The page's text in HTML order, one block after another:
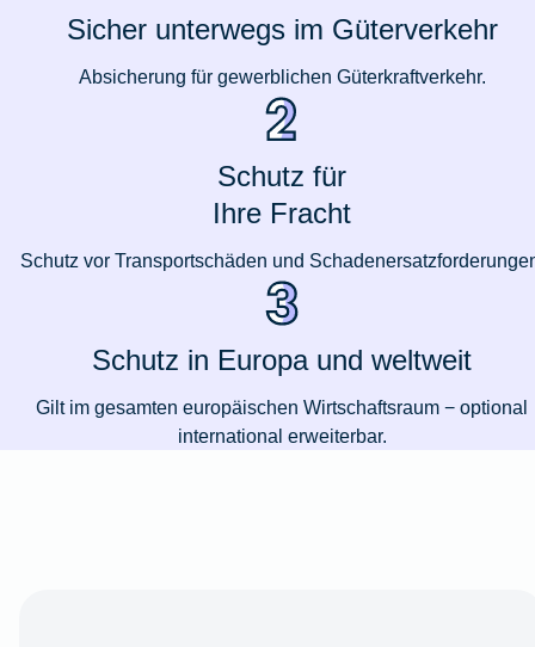
Sicher unterwegs im Güterverkehr
Absicherung für gewerblichen Güterkraftverkehr.
Schutz für
Ihre Fracht
Schutz vor Transportschäden und
Schutz in Europa und weltweit
Gilt im gesamten europäischen Wirtschaftsraum − optional
international erweiterbar.